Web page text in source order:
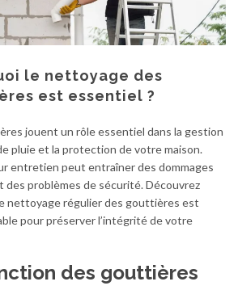
le nettoyage des
est essentiel ?
jouent un rôle essentiel dans la gestion
pluie et la protection de votre maison.
entretien peut entraîner des dommages
des problèmes de sécurité. Découvrez
nettoyage régulier des gouttières est
pour préserver l’intégrité de votre
des gouttières